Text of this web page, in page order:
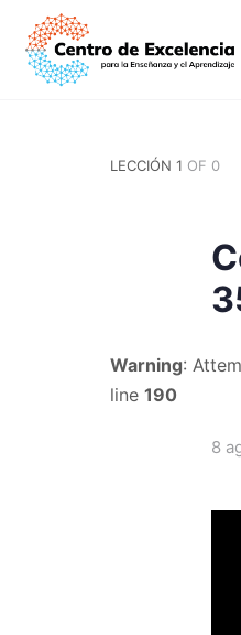
LECCIÓN 1 OF 0
Warning:
line 190
8